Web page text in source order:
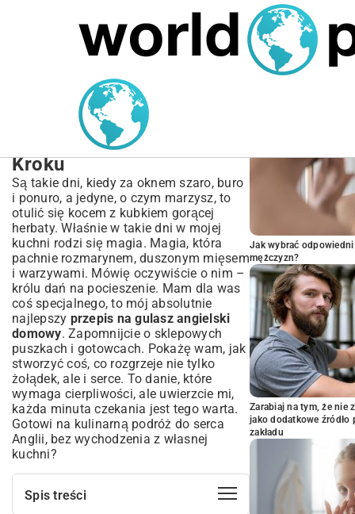
MARIUSZ ŁAMAGA 05.10.2025
Przepis na Gulasz
Angielski Domowy –
Perfekcyjny Smak Krok po
Kroku
Są takie dni, kiedy za oknem szaro, buro
i ponuro, a jedyne, o czym marzysz, to
otulić się kocem z kubkiem gorącej
herbaty. Właśnie w takie dni w mojej
kuchni rodzi się magia. Magia, która
pachnie rozmarynem, duszonym mięsem
i warzywami. Mówię oczywiście o nim –
królu dań na pocieszenie. Mam dla was
coś specjalnego, to mój absolutnie
najlepszy przepis na gulasz angielski
domowy. Zapomnijcie o sklepowych
puszkach i gotowcach. Pokażę wam, jak
stworzyć coś, co rozgrzeje nie tylko
żołądek, ale i serce. To danie, które
wymaga cierpliwości, ale uwierzcie mi,
każda minuta czekania jest tego warta.
Gotowi na kulinarną podróż do serca
Anglii, bez wychodzenia z własnej
kuchni?
Spis treści
Jak wybrać
mężczyzn?
Zarabiaj na tym, że nie
jako dodatkowe
zakładu